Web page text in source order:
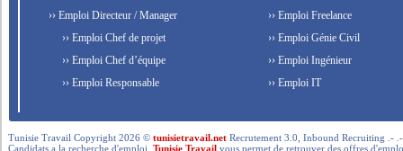
›› Emploi Directeur / Manager
›› Emploi Chef de projet
›› Emploi Chef d’équipe
›› Emploi Responsable
›› Emploi Freelance
›› Emploi Génie Civil
›› Emploi Ingénieur
›› Emploi IT
Tunisie Travail Copyright 2026 ©tunisietravail.net Recrutement 3.0, Inbound Recruiting .-
Candidats a la recherche d'emploi,Tunisie Travail vous permet de retrouver des offres